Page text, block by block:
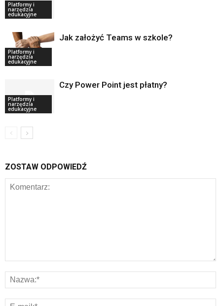
Platformy i
narzędzia
edukacyjne
Platformy i
narzędzia
edukacyjne
Jak założyć Teams w szkole?
Platformy i
narzędzia
edukacyjne
Czy Power Point jest płatny?
ZOSTAW ODPOWIEDŹ